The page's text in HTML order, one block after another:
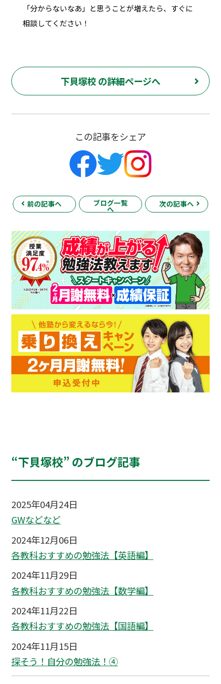
「分からないなあ」と思うことが増えたら、すぐに
相談してください！
下貝塚校 の詳細ページへ
この記事をシェア
前の記事へ ブログ一覧
へ
次の記事へ
“下貝塚校” のブログ記事
2025年04月24日
GWなどなど
2024年12月06日
各教科おすすめの勉強法【英語編】
2024年11月29日
各教科おすすめの勉強法【数学編】
2024年11月22日
各教科おすすめの勉強法【国語編】
2024年11月15日
探そう！自分の勉強法！④